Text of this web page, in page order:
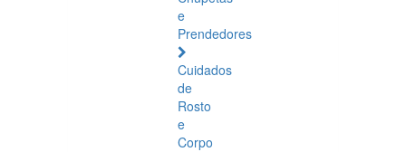
e
Prendedores
Cuidados
de
Rosto
e
Corpo